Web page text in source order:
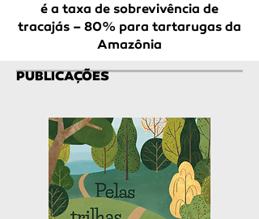
é a taxa de sobrevivência de
tracajás – 80% para tartarugas da
Amazônia
PUBLICAÇÕES